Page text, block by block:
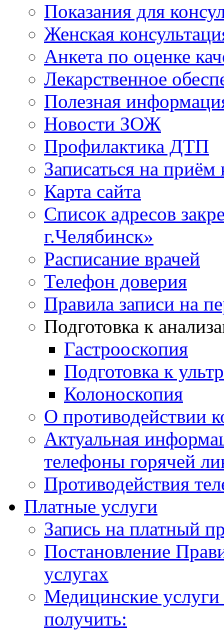
Показания для
Женская
Анкета по оценке
Лекарственное
Полезная
Новости ЗОЖ
Профилактика ДТП
Записаться на приём
Карта сайта
Список адресов
г.Челябинск»
Расписание врачей
Телефон доверия
Правила записи на
Подготовка к
Гастрооскопия
Подготовка к
Колоноскопия
О противодействии
Актуальная
телефоны горячей
Противодействия
Платные услуги
Запись на платный
Постановление
услугах
Медицинские
получить: